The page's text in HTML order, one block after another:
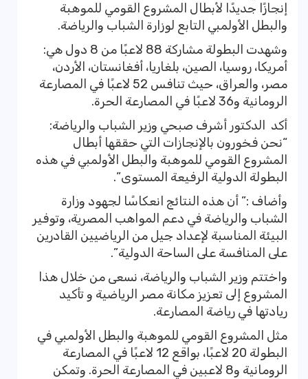
إنجازًا جديدًا لأبطال المشروع القومي للموهبة
والبطل الأولمبي التابع لوزارة الشباب والرياضة.
وشهدت البطولة مشاركة 88 لاعبًا من 8 دول هي:
أمريكا، روسيا، الصين، بلغاريا، أفغانستان، الأردن،
مصر، والعراق، حيث تنافس 52 لاعبًا في المصارعة
الرومانية و36 لاعبًا في المصارعة الحرة.
أكد الدكتور أشرف صبحي وزير الشباب والرياضة:
“نحن فخورون بالإنجازات التي حققها أبطال
المشروع القومي للموهبة والبطل الأولمبي في هذه
البطولة الدولية الرفيعة المستوى”.
وأضاف :” أن هذه النتائج انعكاسًا لجهود وزارة
الشباب والرياضة في دعم المواهب المصرية، وتوفير
البيئة المناسبة لإعداد جيل من الرياضيين القادرين
على المنافسة على الساحة الدولية”.
واختتم وزير الشباب والرياضة، نسعى من خلال هذا
المشروع إلى تعزيز مكانة مصر الرياضية و تأكيد
ريادتها في رياضة المصارعة.
مثل المشروع القومي للموهبة والبطل الأولمبي في
البطولة 20 لاعبًا، بواقع 12 لاعبًا في المصارعة
الرومانية و8 لاعبين في المصارعة الحرة. وتمكن